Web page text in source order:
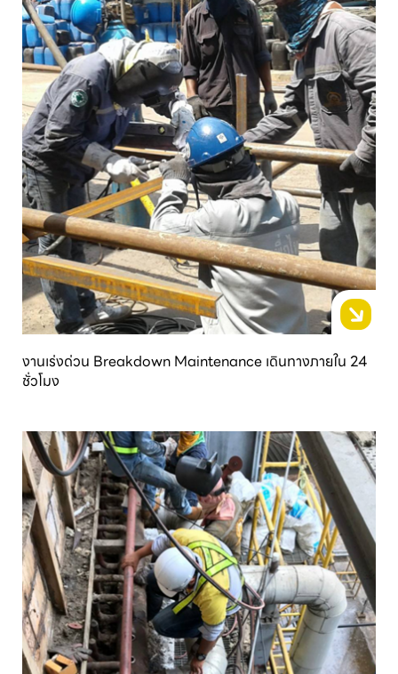
งานเร่งด่วน Breakdown Maintenance เดินทางภายใน 24
ชั่วโมง